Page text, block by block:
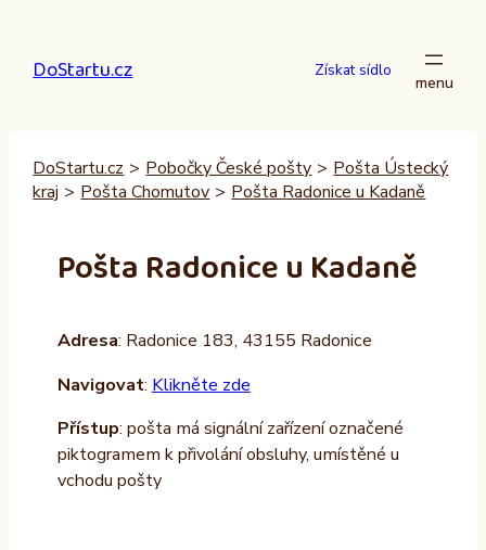
obsah
DoStartu.cz Získat sídlo
DoStartu.cz > Pobočky České pošty > Pošta Ústecký
kraj > Pošta Chomutov > Pošta Radonice u Kadaně
Pošta Radonice u Kadaně
Adresa: Radonice 183, 43155 Radonice
Navigovat: Klikněte zde
Přístup: pošta má signální zařízení označené
piktogramem k přivolání obsluhy, umístěné u
vchodu pošty